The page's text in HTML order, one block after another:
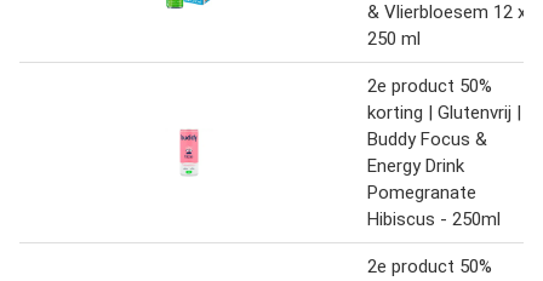
& Vlierbloesem 12 x
250 ml
2e product 50%
korting | Glutenvrij |
Buddy Focus &
Energy Drink
Pomegranate
Hibiscus - 250ml
2e product 50%